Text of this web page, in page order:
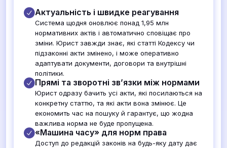
Актуальність і швидке реагування
Система щодня оновлює понад 1,95 млн
нормативних актів і автоматично сповіщає про
зміни. Юрист завжди знає, які статті Кодексу чи
підзаконні акти змінено, і може оперативно
адаптувати документи, договори та внутрішні
політики.
Прямі та зворотні зв’язки між нормами
Юрист одразу бачить усі акти, які посилаються на
конкретну статтю, та які акти вона змінює. Це
економить час на пошуку й гарантує, що жодна
важлива норма не буде пропущена.
«Машина часу» для норм права
Доступ до редакцій законів на будь-яку дату дає